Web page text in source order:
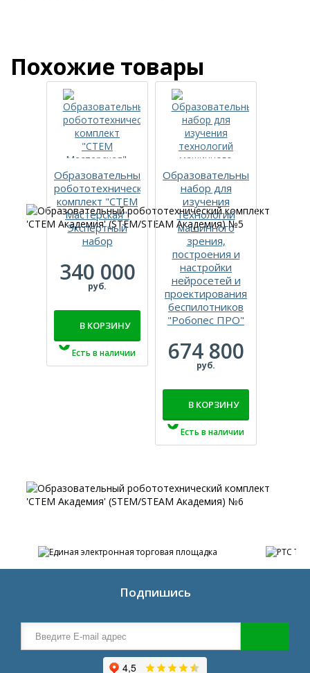
Похожие товары
Образовательный
робототехнический
комплект "СТЕМ
Мастерская".
Экспертный
набор
340 000
руб.
В КОРЗИНУ
Есть в наличии
Образовательный
набор для
изучения
технологий
машинного
зрения,
построения и
настройки
нейросетей и
проектирования
беспилотников
"Робопес ПРО"
674 800
руб.
В КОРЗИНУ
Есть в наличии
Подпишись